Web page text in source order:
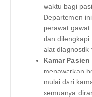
waktu bagi
Departemen
perawat gawat
dan dilengkapi
alat diagnostik
Kamar
menawarkan
mulai dari
semuanya